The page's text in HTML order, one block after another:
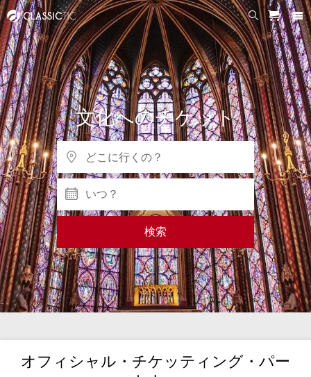
文化へのチケット
いつ？
検索
オフィシャル・チケッティング・パー